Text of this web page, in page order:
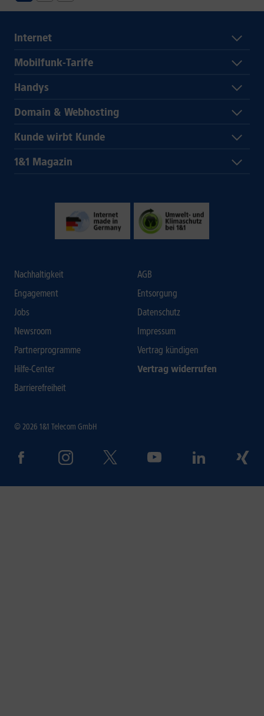
Internet
Mobilfunk-Tarife
Handys
Domain & Webhosting
Kunde wirbt Kunde
1&1 Magazin
Nachhaltigkeit
Engagement
Jobs
Newsroom
Partnerprogramme
Hilfe-Center
Barrierefreiheit
AGB
Entsorgung
Datenschutz
Impressum
Vertrag kündigen
Vertrag widerrufen
© 2026 1&1 Telecom GmbH